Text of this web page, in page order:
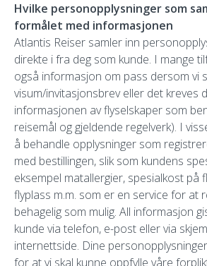
Hvilke personopplysninger som
formålet med informasjonen
Atlantis Reiser samler inn
direkte i fra deg som kunde. I mange
også informasjon om pass dersom vi
visum/invitasjonsbrev eller det kreves
informasjonen av flyselskaper som
reisemål og gjeldende regelverk). I
å behandle opplysninger som
med bestillingen, slik som kundens
eksempel matallergier, spesialkost på
flyplass m.m. som er en service for at
behagelig som mulig. All informasjon
kunde via telefon, e-post eller via
internettside. Dine
for at vi skal kunne oppfylle våre